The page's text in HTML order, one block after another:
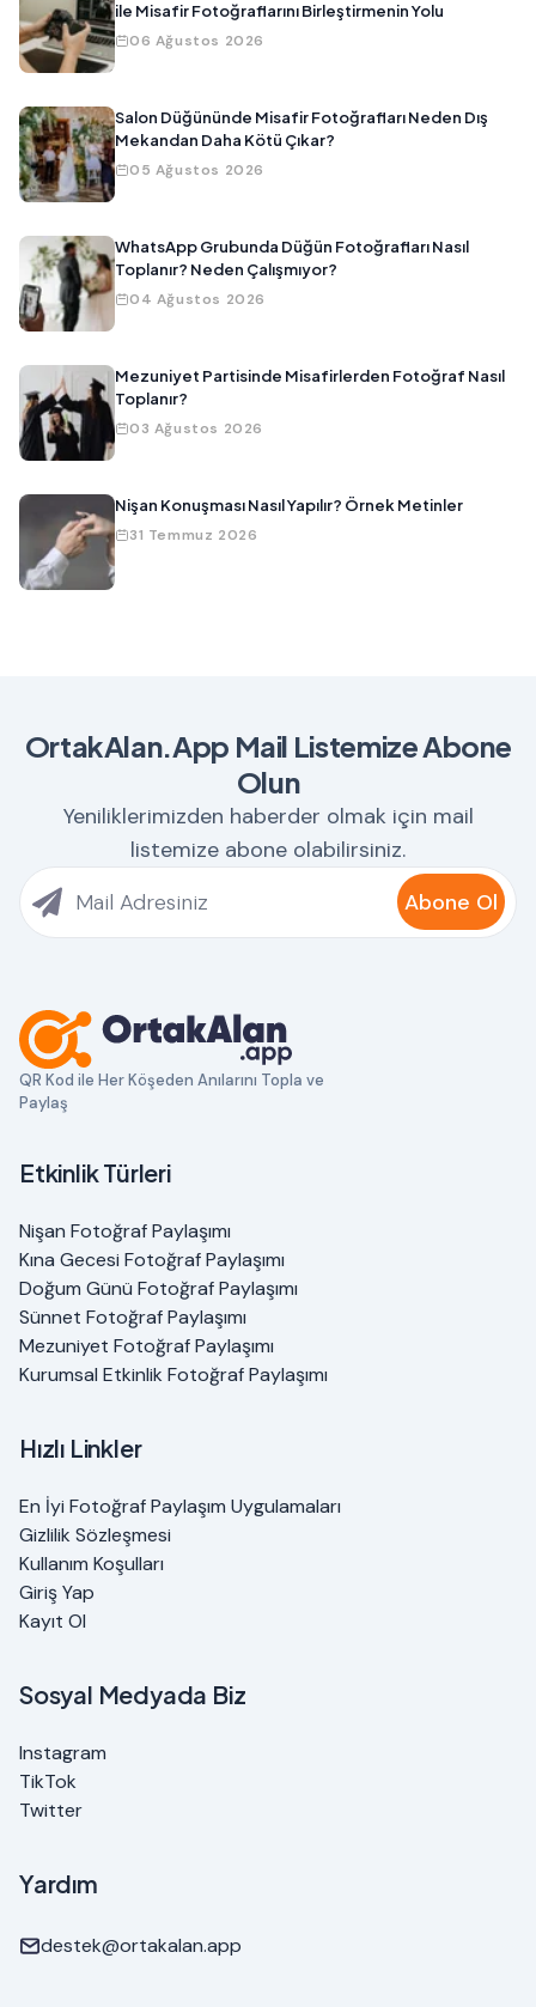
ile Misafir Fotoğraflarını Birleştirmenin Yolu
06 Ağustos 2026
Salon Düğününde Misafir Fotoğrafları Neden Dış
Mekandan Daha Kötü Çıkar?
05 Ağustos 2026
WhatsApp Grubunda Düğün Fotoğrafları Nasıl
Toplanır? Neden Çalışmıyor?
04 Ağustos 2026
Mezuniyet Partisinde Misafirlerden Fotoğraf Nasıl
Toplanır?
03 Ağustos 2026
Nişan Konuşması Nasıl Yapılır? Örnek Metinler
31 Temmuz 2026
OrtakAlan.App Mail Listemize Abone
Olun
Yeniliklerimizden haberder olmak için mail
listemize abone olabilirsiniz.
Abone Ol
QR Kod ile Her Köşeden Anılarını Topla ve
Paylaş
Etkinlik Türleri
Nişan Fotoğraf Paylaşımı
Kına Gecesi Fotoğraf Paylaşımı
Doğum Günü Fotoğraf Paylaşımı
Sünnet Fotoğraf Paylaşımı
Mezuniyet Fotoğraf Paylaşımı
Kurumsal Etkinlik Fotoğraf Paylaşımı
Hızlı Linkler
En İyi Fotoğraf Paylaşım Uygulamaları
Gizlilik Sözleşmesi
Kullanım Koşulları
Giriş Yap
Kayıt Ol
Sosyal Medyada Biz
Instagram
TikTok
Twitter
Yardım
destek@ortakalan.app